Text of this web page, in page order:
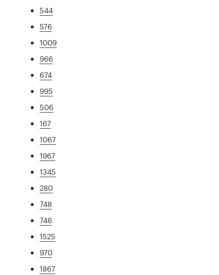
544
576
1009
966
674
995
506
167
1067
1967
1345
280
748
746
1525
970
1867